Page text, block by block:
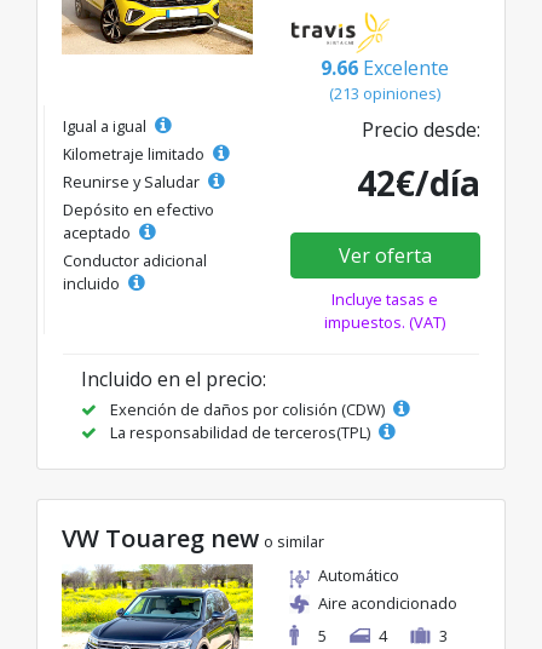
9.66 Excelente
(213 opiniones)
Igual a igual
Kilometraje limitado
Reunirse y Saludar
Depósito en efectivo
aceptado
Conductor adicional
incluido
Precio desde:
42€/día
Ver oferta
Incluye tasas e
impuestos. (VAT)
Incluido en el precio:
Exención de daños por colisión (CDW)
La responsabilidad de terceros(TPL)
VW Touareg new o similar
Automático
Aire acondicionado
5
4 3